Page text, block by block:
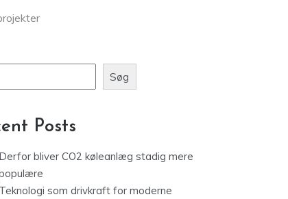
Søg
Posts
Derfor bliver CO2 køleanlæg stadig mere
Teknologi som drivkraft for moderne